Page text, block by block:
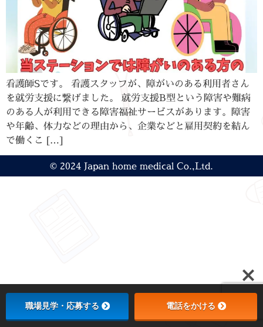
看護師Sです。 看護スタッフが、障がいのある利用者さん
を就労支援に繋げました。 就労支援B型という障害や難病
のある人が利用できる障害福祉サービスがあります。障害
や年齢、体力などの理由から、企業などと雇用契約を結ん
で働くこ […]
© 2024 Japan home medical Co.,Ltd.
職場見学・応募する 電話をかける